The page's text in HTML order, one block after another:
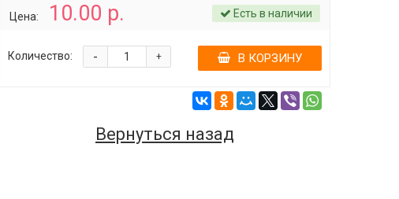
Цена: 10.00 р. Есть в наличии
Количество: +
- В КОРЗИНУ
Вернуться назад